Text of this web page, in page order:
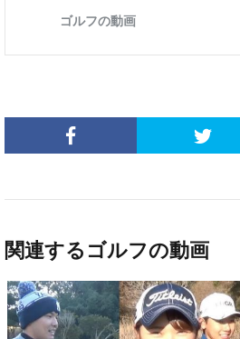
関連するゴルフの動画